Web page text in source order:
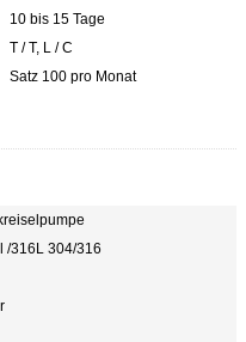
10 bis 15 Tage
T / T, L / C
Satz 100 pro Monat
/316L 304/316